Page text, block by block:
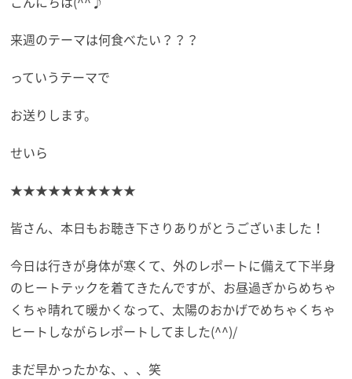
来週のテーマは何食べたい？？？
っていうテーマで
お送りします。
せいら
★★★★★★★★★★
皆さん、本日もお聴き下さりありがとうございました！
今日は行きが身体が寒くて、外のレポートに備えて下半身
のヒートテックを着てきたんですが、お昼過ぎからめちゃ
くちゃ晴れて暖かくなって、太陽のおかげでめちゃくちゃ
ヒートしながらレポートしてました(^^)/
まだ早かったかな、、、笑